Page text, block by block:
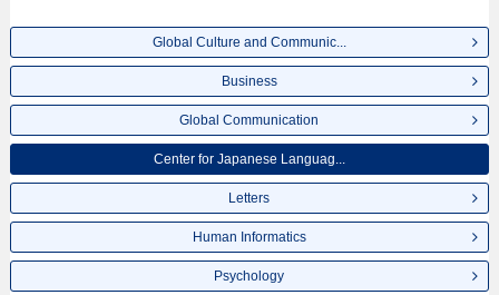
Global Culture and Communic...
Business
Global Communication
Center for Japanese Languag...
Letters
Human Informatics
Psychology